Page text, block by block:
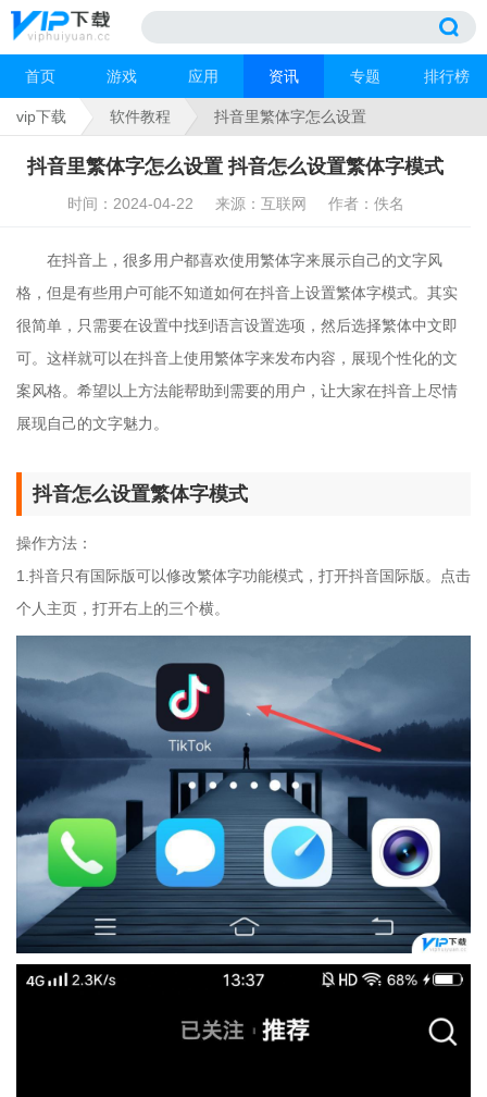
首页 游戏 应用 资讯 专题 排行榜
vip下载 软件教程 抖音里繁体字怎么设置
抖音里繁体字怎么设置 抖音怎么设置繁体字模式
时间：2024-04-22 来源：互联网 作者：佚名
在抖音上，很多用户都喜欢使用繁体字来展示自己的文字风
格，但是有些用户可能不知道如何在抖音上设置繁体字模式。其实
很简单，只需要在设置中找到语言设置选项，然后选择繁体中文即
可。这样就可以在抖音上使用繁体字来发布内容，展现个性化的文
案风格。希望以上方法能帮助到需要的用户，让大家在抖音上尽情
展现自己的文字魅力。
抖音怎么设置繁体字模式
操作方法：
1.抖音只有国际版可以修改繁体字功能模式，打开抖音国际版。点击
个人主页，打开右上的三个横。